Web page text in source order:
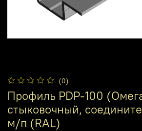
(0)
Профиль PDP-100
стыковочный,
м/п (RAL)